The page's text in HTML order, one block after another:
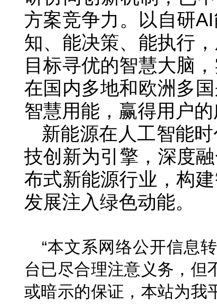
方案竞争力。以自研
知、能决策、能执行
目标寻优的智慧大脑
在国内多地和欧洲多
智慧用能，赢得用户
新能源在人工智能
技创新为引擎，深度
布式新能源行业，构
发展注入绿色动能。
“本文系网络公开信息
台已尽合理注意义务，但
或暗示的保证，本站为我